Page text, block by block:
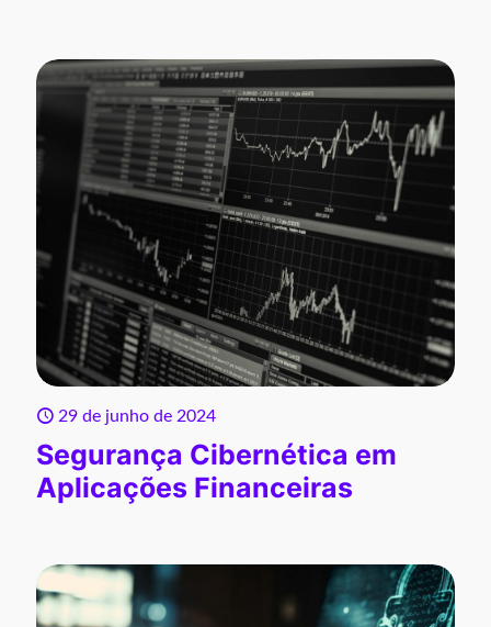
29 de junho de 2024
Segurança Cibernética em
Aplicações Financeiras